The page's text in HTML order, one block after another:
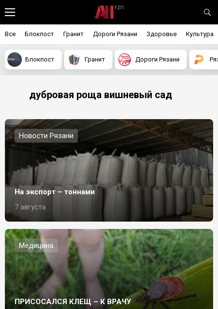
Все Блокпост Гранит Дороги Рязани Здоровье Культура
Блокпост Гранит Дороги Рязани
дубровая роща вишневый сад
Новости Рязани
На экспорт – тоннами
7 августа
Медицина
ПРИСОСАЛСЯ КЛЕЩ – К ВРАЧУ